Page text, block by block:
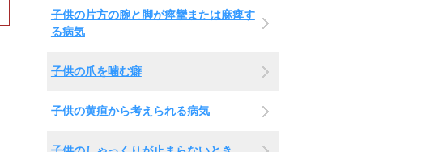
子供の片方の腕と脚が痙攣または麻痺す
る病気
子供の爪を噛む癖
子供の黄疸から考えられる病気